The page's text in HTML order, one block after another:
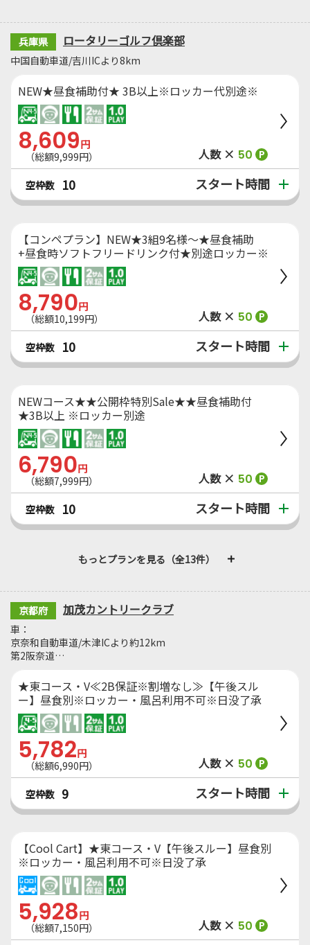
兵庫県 ロータリーゴルフ倶楽部
中国自動車道/吉川ICより8km
NEW★昼食補助付★ 3B以上※ロッカー代別途※
8,609円
（総額9,999円）
人数 × 50 P
空枠数 10 スタート時間
【コンペプラン】NEW★3組9名様～★昼食補助
+昼食時ソフトフリードリンク付★別途ロッカー※
8,790円
（総額10,199円）
人数 × 50 P
空枠数 10 スタート時間
NEWコース★★公開枠特別Sale★★昼食補助付
★3B以上 ※ロッカー別途
6,790円
（総額7,999円）
人数 × 50 P
空枠数 10 スタート時間
もっとプランを見る（全13件）
京都府 加茂カントリークラブ
車：
京奈和自動車道/木津ICより約12km
第2阪奈道…
★東コース・V≪2B保証※割増なし≫【午後スル
ー】昼食別※ロッカー・風呂利用不可※日没了承
5,782円
（総額6,990円）
人数 × 50 P
空枠数 9 スタート時間
【Cool Cart】★東コース・V【午後スルー】昼食別
※ロッカー・風呂利用不可※日没了承
5,928円
（総額7,150円）
人数 × 50 P